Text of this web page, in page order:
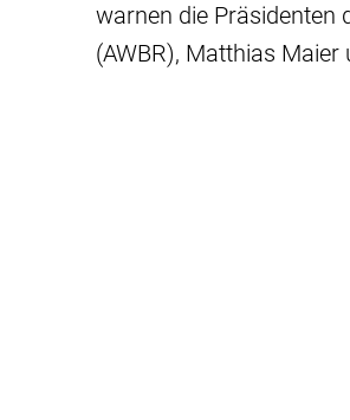
warnen die Präsidenten
(AWBR), Matthias